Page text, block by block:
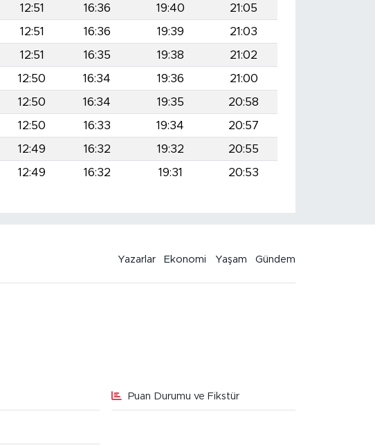
12:51 16:36 19:40
21:05
12:51 16:36 19:39
21:03
12:51 16:35 19:38
21:02
12:50 16:34 19:36
21:00
12:50 16:34 19:35
20:58
12:50 16:33 19:34
20:57
12:49 16:32 19:32
20:55
12:49 16:32 19:31 20:53
Yazarlar Ekonomi Yaşam Gündem
Puan Durumu ve Fikstür